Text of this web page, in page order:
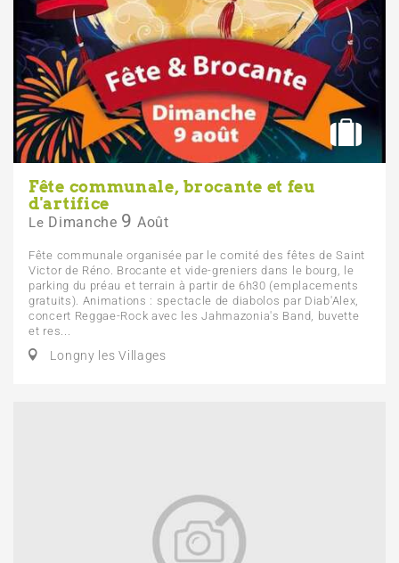
Fête communale, brocante et feu
d'artifice
Le Dimanche 9 Août
Fête communale organisée par le comité des fêtes de Saint
Victor de Réno. Brocante et vide-greniers dans le bourg, le
parking du préau et terrain à partir de 6h30 (emplacements
gratuits). Animations : spectacle de diabolos par Diab'Alex,
concert Reggae-Rock avec les Jahmazonia's Band, buvette
et res...
Longny les Villages